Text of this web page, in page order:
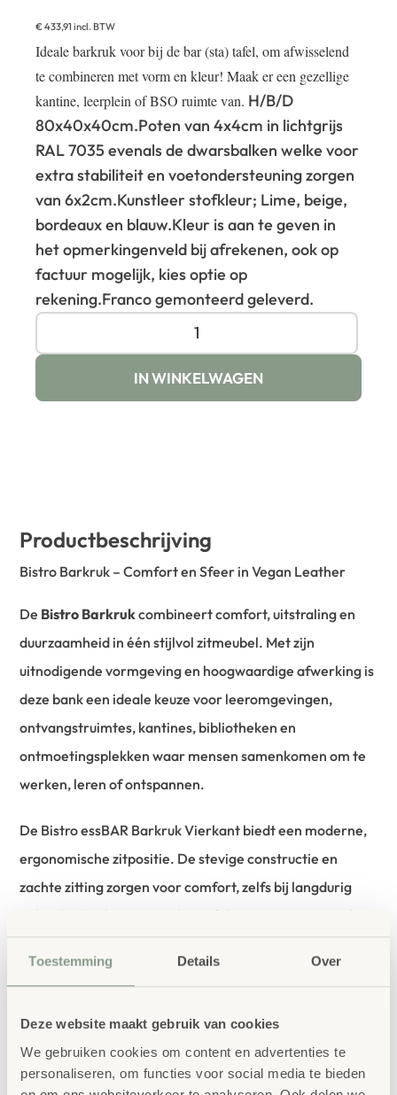
Toestemming Details Over
Deze website maakt gebruik van cookies
We gebruiken cookies om content en advertenties te
personaliseren, om functies voor social media te bieden
€433,91 incl. BTW
Ideale barkruk voor bij de bar (sta) tafel, om afwisselend
te combineren met vorm en kleur! Maak er een gezellige
kantine, leerplein of BSO ruimte van. H/B/D
80x40x40cm.Poten van 4x4cm in lichtgrijs
RAL 7035 evenals de dwarsbalken welke voor
extra stabiliteit en voetondersteuning zorgen
van 6x2cm.Kunstleer stofkleur; Lime, beige,
bordeaux en blauw.Kleur is aan te geven in
het opmerkingenveld bij afrekenen, ook op
factuur mogelijk, kies optie op
rekening.Franco gemonteerd geleverd.
IN WINKELWAGEN
Productbeschrijving
Bistro Barkruk – Comfort en Sfeer in Vegan Leather
De Bistro Barkrukcombineert comfort, uitstraling en
duurzaamheid in één stijlvol zitmeubel. Met zijn
uitnodigende vormgeving en hoogwaardige afwerking is
deze bank een ideale keuze voor leeromgevingen,
ontvangstruimtes, kantines, bibliotheken en
ontmoetingsplekken waar mensen samenkomen om te
werken, leren of ontspannen.
De Bistro essBAR Barkruk Vierkant biedt een moderne,
ergonomische zitpositie. De stevige constructie en
zachte zitting zorgen voor comfort, zelfs bij langdurig
gebruik. Combineer met bartafels voor een eigentijdse
inrichting van kantines of lounges. Met de Bistro Barkruk
creëert u een comfortabele en gastvrije omgeving waar
stijlvol ontwerp, duurzame materialen en ruime
kleurkeuze maakt deze bank tot een veelzijdige oplossing
voor zowel formele als informele ontmoetingsruimtes.